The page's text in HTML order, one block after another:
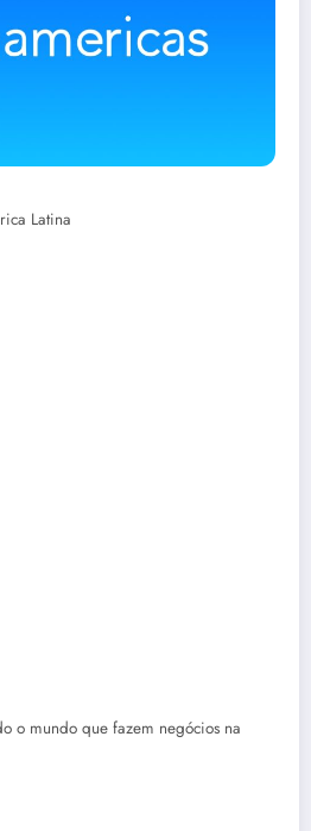
Latina
o mundo que fazem negócios na